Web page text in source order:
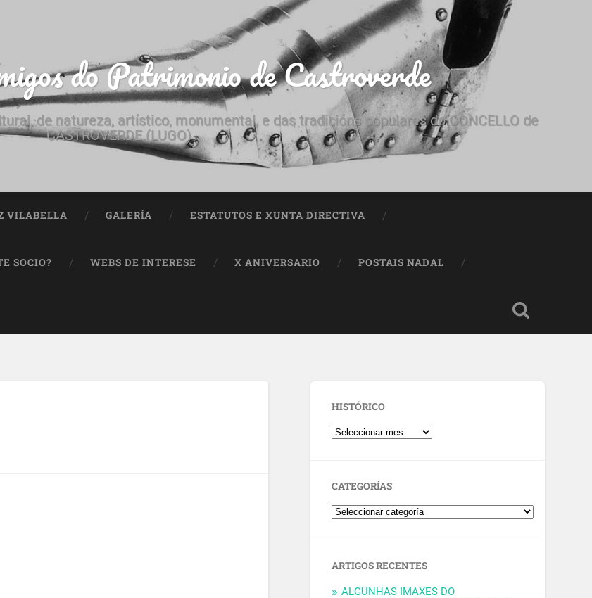
do Patrimonio de Castroverde
de natureza, artístico, monumental, e das tradicións populares do CONCELLO de
CASTROVERDE (LUGO)
VILABELLA GALERÍA ESTATUTOS E XUNTA DIRECTIVA
SOCIO? WEBS DE INTERESE X ANIVERSARIO POSTAIS NADAL
HISTÓRICO
CATEGORÍAS
ARTIGOS RECENTES
ALGUNHAS IMAXES DO